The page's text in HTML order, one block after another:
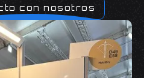
con nosotros